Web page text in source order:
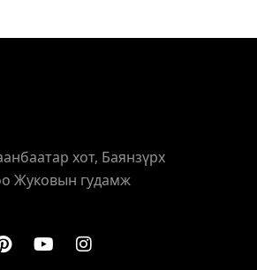
хот, Баянзүрх
Жуковын гудамж